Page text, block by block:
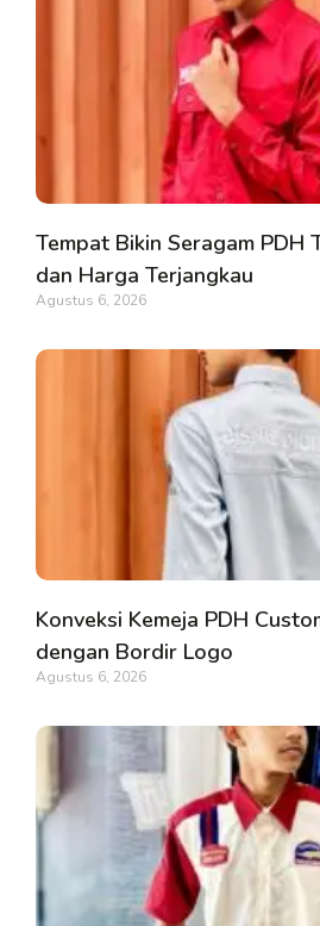
Tempat Bikin Seragam PDH
dan Harga Terjangkau
Agustus 6, 2026
Konveksi Kemeja PDH
dengan Bordir Logo
Agustus 6, 2026